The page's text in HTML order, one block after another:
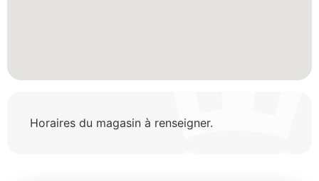
Horaires du magasin à renseigner.